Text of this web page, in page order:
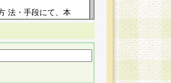
法・手段にて、本
定後の本規約等
いては、会員に対
期をもってその効